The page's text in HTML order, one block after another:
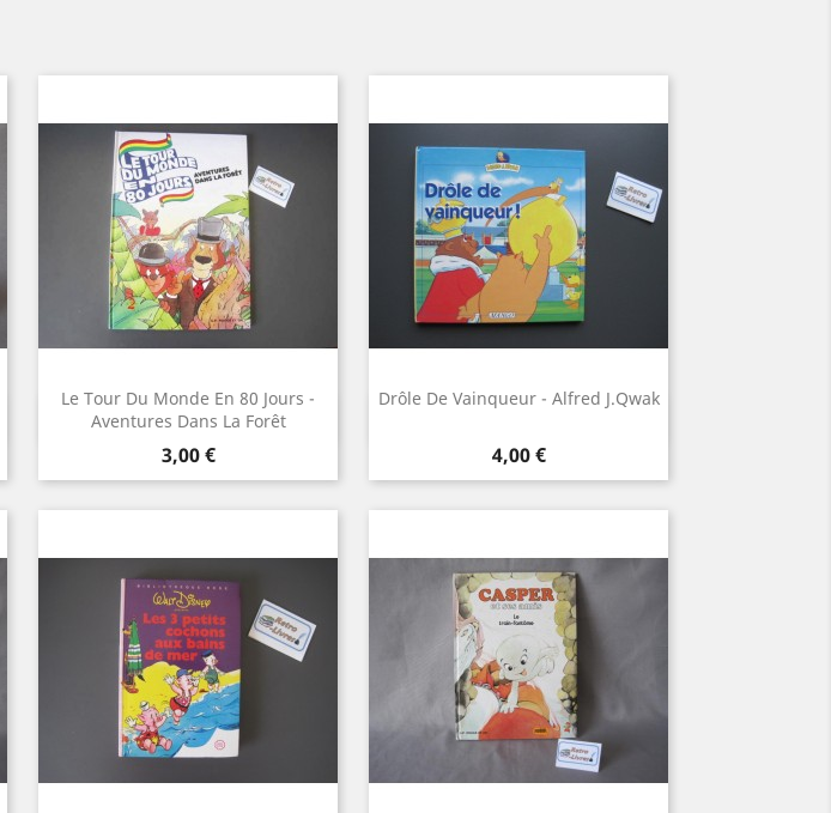
Le Tour Du Monde En 80 Jours -
Aventures Dans La Forêt
Prix
3,00 €
Aperçu rapide
Drôle De Vainqueur - Alfred J.Qwak
Prix
4,00 €